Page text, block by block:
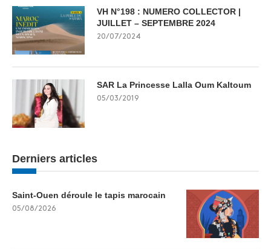
VH N°198 : NUMERO COLLECTOR |
JUILLET – SEPTEMBRE 2024
20/07/2024
SAR La Princesse Lalla Oum Kaltoum
05/03/2019
Derniers articles
Saint-Ouen déroule le tapis marocain
05/08/2026